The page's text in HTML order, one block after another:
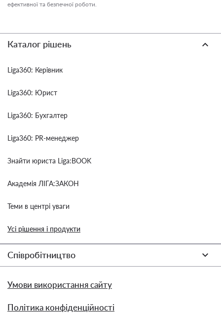
ефективної та безпечної роботи.
Каталог рішень
Liga360: Керівник
Liga360: Юрист
Liga360: Бухгалтер
Liga360: PR-менеджер
Знайти юриста Liga:BOOK
Академія ЛІГА:ЗАКОН
Теми в центрі уваги
Усі рішення і продукти
Співробітництво
Умови використання сайту
Політика конфіденційності